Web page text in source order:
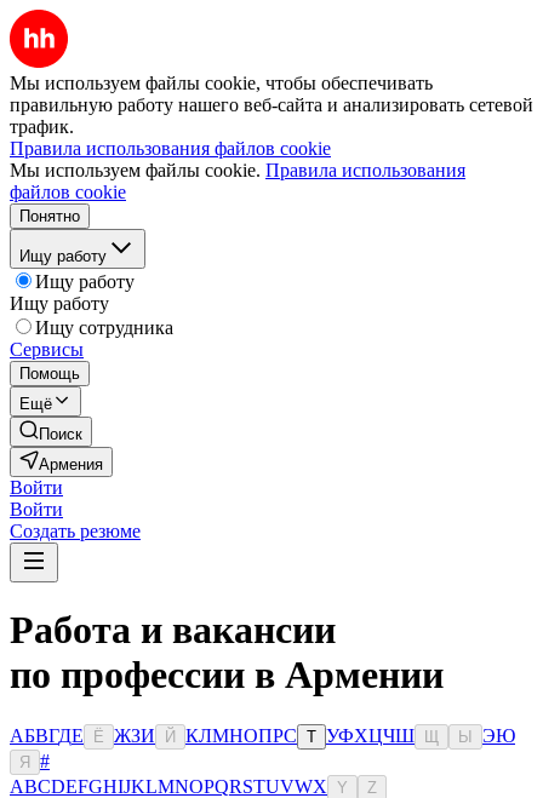
Мы используем файлы cookie, чтобы обеспечивать
правильную работу нашего веб-сайта и анализировать сетевой
трафик.
Правила использования файлов cookie
Мы используем файлы cookie. Правила использования
файлов cookie
Понятно
Ищу работу
Ищу работу
Ищу работу
Ищу сотрудника
Сервисы
Помощь
Ещё
Поиск
Армения
Войти
Войти
Создать резюме
Работа и вакансии
по профессии в Армении
АБВГДЕ Ё ЖЗИ Й КЛМНОПРС Т УФХЦЧШ Ы ЭЮ
Я
#
ABCDEFGHIJKLMNOPQRSTUVWX Y Z